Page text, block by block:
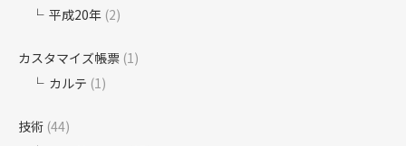
平成20年 (2)
カスタマイズ帳票 (1)
カルテ (1)
技術 (44)